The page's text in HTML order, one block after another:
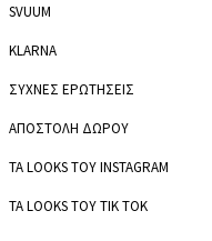
SVUUM
KLARNA
ΣΥΧΝΕΣ ΕΡΩΤΗΣΕΙΣ
ΑΠΟΣΤΟΛΗ ΔΩΡΟΥ
ΤΑ LOOKS ΤΟΥ INSTAGRAM
ΤΑ LOOKS ΤΟΥ TIK TOK